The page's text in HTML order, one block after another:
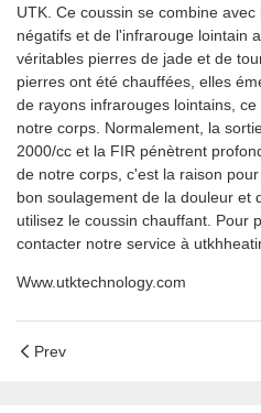
UTK. Ce coussin se combine
négatifs et de l'infrarouge lointain
véritables pierres de jade et de
pierres ont été chauffées, elles
de rayons infrarouges lointains,
notre corps. Normalement, la
2000/cc et la FIR pénètrent
de notre corps, c'est la raison
bon soulagement de la douleur et
utilisez le coussin chauffant. Pour
contacter notre service à
Www.utktechnology.com
Prev